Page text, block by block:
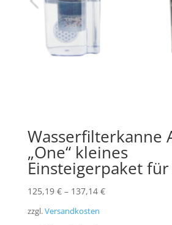
Wasserfilterkanne
„One“ kleines
Einsteigerpaket
125,19 €– 137,14 €
zzgl.Versandkosten